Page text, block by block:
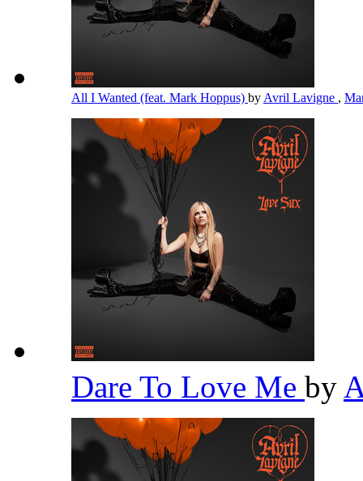
All I Wanted (feat. Mark Hoppus) by Avril Lavigne ,
Dare To Love Me by